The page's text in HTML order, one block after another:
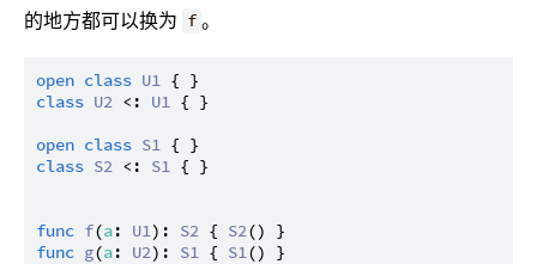
的地方都可以换为 f 。
open class U1
class U2 <: U1
{ }
open class S1
class S2 <: S1 { }
func f(a: U1 ): S2 { S2
func g(a: U2): S1 { S1 () }